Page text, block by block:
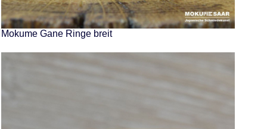
Mokume Gane Ringe breit